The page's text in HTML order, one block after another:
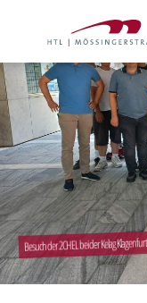
Besuch der 2CHEL bei der Kelag Klagenfurt